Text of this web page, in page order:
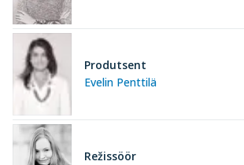
Evelin Penttilä
Produtsent
Režissöör